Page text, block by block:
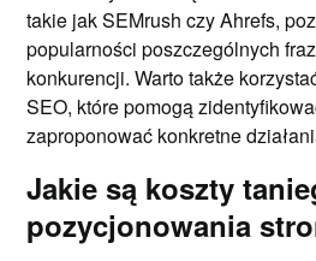
takie jak SEMrush czy Ahrefs,
popularności poszczególnych
konkurencji. Warto także
SEO, które pomogą
zaproponować konkretne
Jakie są koszty
pozycjonowania